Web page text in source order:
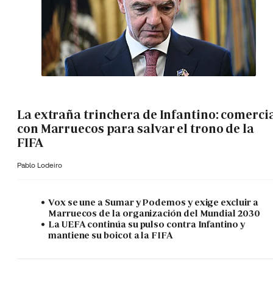
La extraña trinchera de Infantino:
con Marruecos para salvar el trono de la
FIFA
Pablo Lodeiro
Vox se une a Sumar y Podemos y exige excluir a
Marruecos de la organización del Mundial 2030
La UEFA continúa su pulso contra Infantino y
mantiene su boicot a la FIFA